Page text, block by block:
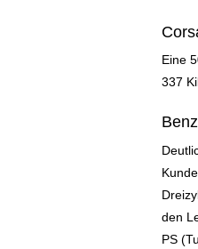
Eine
337
den
PS